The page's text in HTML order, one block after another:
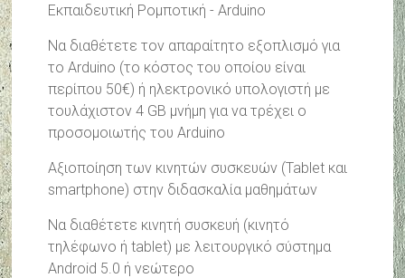
Εκπαιδευτική Ρομποτική - Arduino
Να διαθέτετε τον απαραίτητο εξοπλισμό για
το Arduino (το κόστος του οποίου είναι
περίπου 50€) ή ηλεκτρονικό υπολογιστή με
τουλάχιστον 4 GB μνήμη για να τρέχει ο
προσομοιωτής του Arduino
Αξιοποίηση των κινητών συσκευών (Tablet και
smartphone) στην διδασκαλία μαθημάτων
Να διαθέτετε κινητή συσκευή (κινητό
τηλέφωνο ή tablet) με λειτουργικό σύστημα
Android 5.0 ή νεώτερο